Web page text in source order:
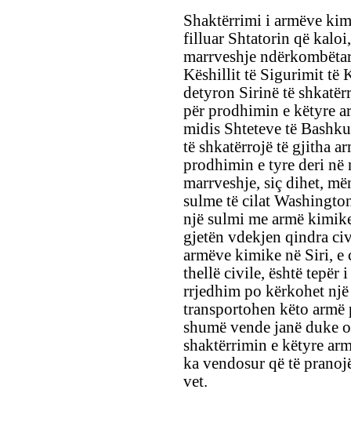
Shaktërrimi i armëve
filluar Shtatorin që
marrveshje
Këshillit të Sigurimit të
detyron Sirinë të
për prodhimin e këtyre
midis Shteteve të
të shkatërrojë të gjitha
prodhimin e tyre deri
marrveshje, siç dihet,
sulme të cilat
një sulmi me armë
gjetën vdekjen qindra
armëve kimike në Siri, e
thellë civile, është tepër
rrjedhim po kërkohet
transportohen këto
shumë vende janë duke
shaktërrimin e këtyre
ka vendosur që të
vet.